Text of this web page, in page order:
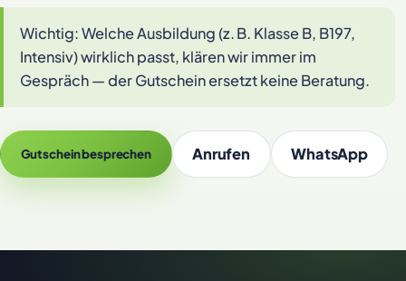
Wichtig: Welche Ausbildung (z. B. Klasse B, B197,
Intensiv) wirklich passt, klären wir immer im
Gespräch — der Gutschein ersetzt keine Beratung.
Gutschein besprechen Anrufen WhatsApp